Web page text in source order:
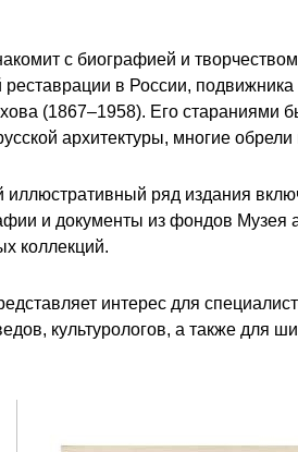
с биографией и
реставрации в России,
(1867–1958). Его стараниями
архитектуры, многие
иллюстративный ряд издания
и документы из фондов Музея
коллекций.
интерес для
культурологов, а также для